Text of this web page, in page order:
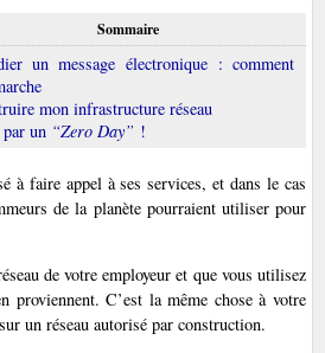
Sommaire
un message électronique : comment
mon infrastructure réseau
un “Zero Day” !
faire appel à ses services, et dans le cas
de la planète pourraient utiliser pour
de votre employeur et que vous utilisez
C’est la même chose à votre
un réseau autorisé par construction.